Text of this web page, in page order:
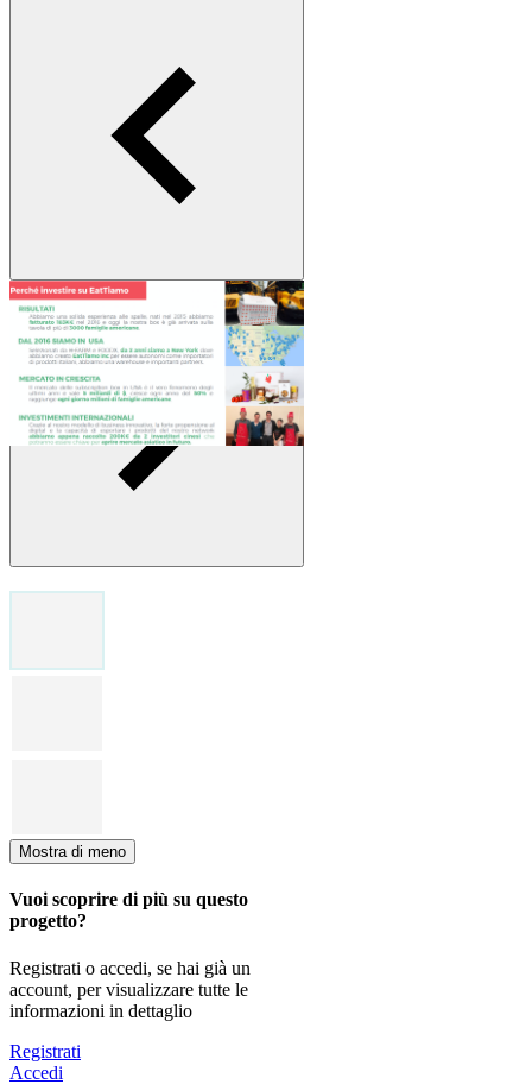
Mostra di meno
Vuoi scoprire di più su questo
progetto?
Registrati o accedi, se hai già un
account, per visualizzare tutte le
informazioni in dettaglio
Registrati
Accedi